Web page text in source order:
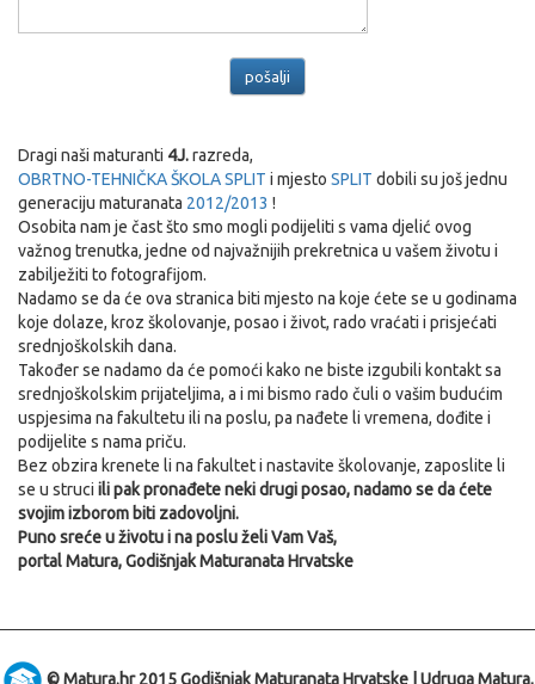
Dragi naši maturanti 4J.razreda,
OBRTNO-TEHNIČKA ŠKOLA SPLIT i mjesto SPLIT dobili su još jednu
generaciju maturanata 2012/2013 !
Osobita nam je čast što smo mogli podijeliti s vama djelić ovog
važnog trenutka, jedne od najvažnijih prekretnica u vašem životu i
zabilježiti to fotografijom.
Nadamo se da će ova stranica biti mjesto na koje ćete se u godinama
koje dolaze, kroz školovanje, posao i život, rado vraćati i prisjećati
srednjoškolskih dana.
Također se nadamo da će pomoći kako ne biste izgubili kontakt sa
srednjoškolskim prijateljima, a i mi bismo rado čuli o vašim budućim
uspjesima na fakultetu ili na poslu, pa nađete li vremena, dođite i
podijelite s nama priču.
Bez obzira krenete li na fakultet i nastavite školovanje, zaposlite li
se u struci ili pak pronađete neki drugi posao, nadamo se da ćete
svojim izborom biti zadovoljni.
Puno sreće u životu i na poslu želi Vam Vaš,
portal Matura, Godišnjak Maturanata Hrvatske
© Matura.hr 2015 Godišnjak Maturanata Hrvatske | Udruga Matura,